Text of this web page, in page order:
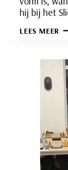
hij bij het
LEES MEER